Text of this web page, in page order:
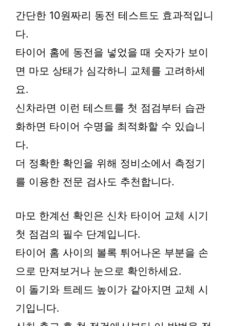
간단한 10원짜리 동전 테스트도 효과적입니
다.
타이어 홈에 동전을 넣었을 때 숫자가 보이
면 마모 상태가 심각하니 교체를 고려하세
요.
신차라면 이런 테스트를 첫 점검부터 습관
화하면 타이어 수명을 최적화할 수 있습니
다.
더 정확한 확인을 위해 정비소에서 측정기
를 이용한 전문 검사도 추천합니다.
마모 한계선 확인은 신차 타이어 교체 시기
첫 점검의 필수 단계입니다.
타이어 홈 사이의 볼록 튀어나온 부분을 손
으로 만져보거나 눈으로 확인하세요.
이 돌기와 트레드 높이가 같아지면 교체 시
기입니다.